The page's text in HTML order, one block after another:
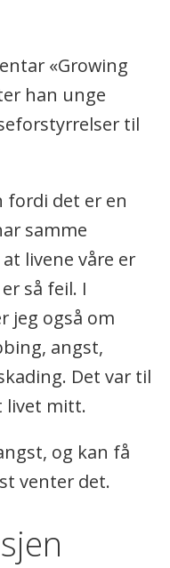
«Growing
han unge
til
fordi det er en
samme
livene våre er
så feil. I
jeg også om
angst,
Det var til
livet mitt.
og kan få
venter det.